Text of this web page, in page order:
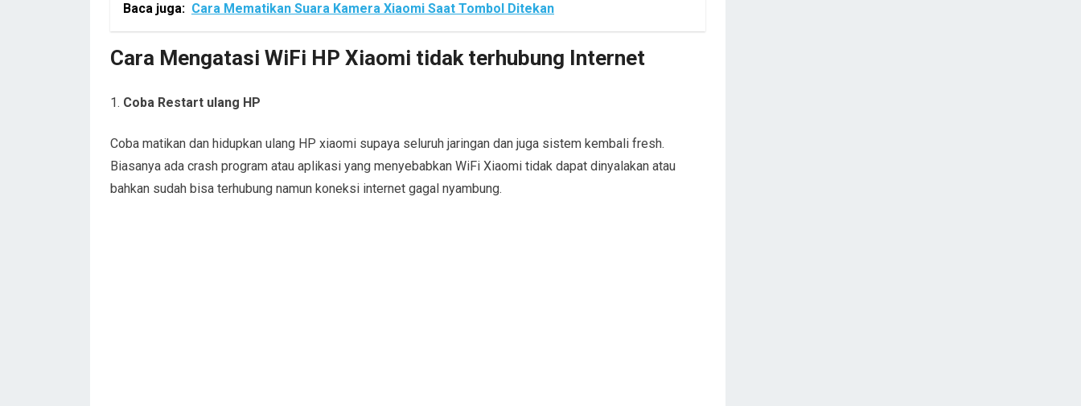
Baca juga: Cara Mematikan Suara Kamera Xiaomi Saat Tombol Ditekan
Cara Mengatasi WiFi HP Xiaomi tidak terhubung Internet
Coba Restart ulang HP
Coba matikan dan hidupkan ulang HP xiaomi supaya seluruh jaringan dan juga sistem kembali fresh.
Biasanya ada crash program atau aplikasi yang menyebabkan WiFi Xiaomi tidak dapat dinyalakan atau
bahkan sudah bisa terhubung namun koneksi internet gagal nyambung.